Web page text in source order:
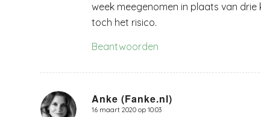
week meegenomen in plaats van
toch het risico.
Beantwoorden
Anke (Fanke.nl)
zegt:
16 maart 2020 op 10:03